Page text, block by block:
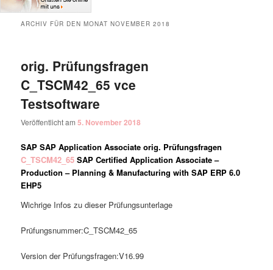
ARCHIV FÜR DEN MONATNOVEMBER 2018
orig. Prüfungsfragen
C_TSCM42_65 vce
Testsoftware
Veröffentlicht am5. November 2018
SAP SAP Application Associate orig. Prüfungsfragen
C_TSCM42_65 SAP Certified Application Associate –
Production – Planning & Manufacturing with SAP ERP 6.0
EHP5
Wichrige Infos zu dieser Prüfungsunterlage
Prüfungsnummer:C_TSCM42_65
Version der Prüfungsfragen:V16.99